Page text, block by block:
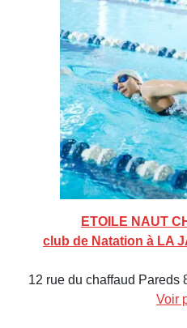
ETOILE NAUT
club de Natation à LA
12 rue du chaffaud Pareds
Voir